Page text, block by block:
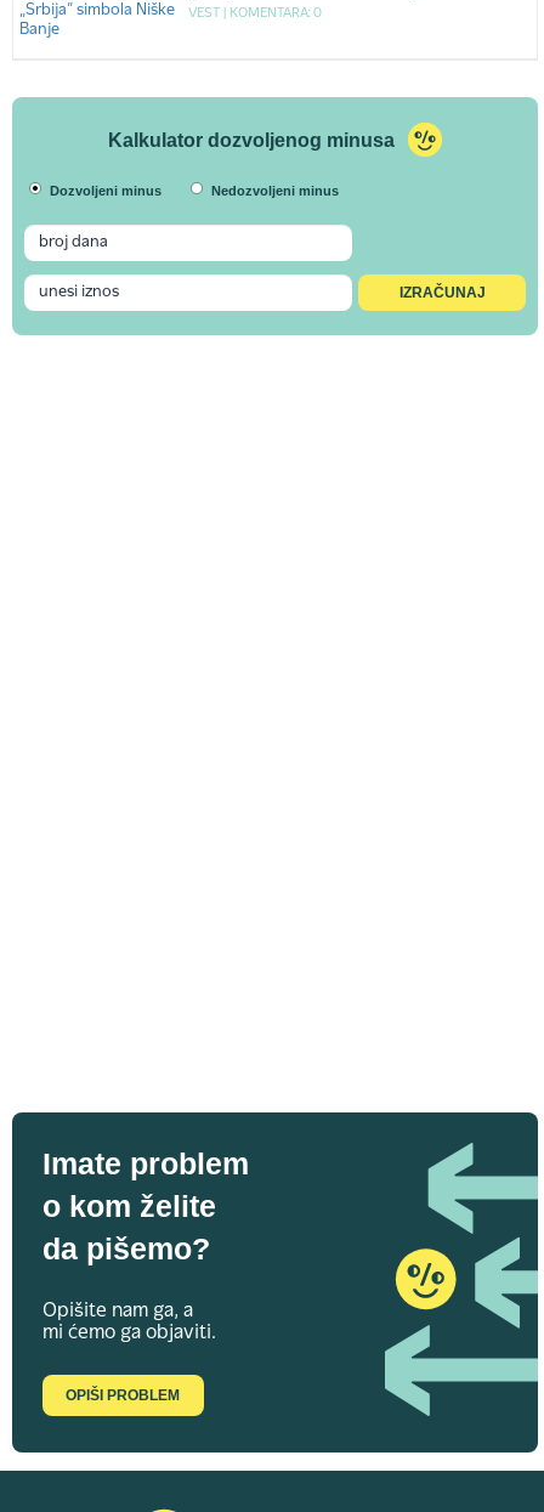
VEST | KOMENTARA: 0
Kalkulator dozvoljenog minusa
Dozvoljeni minus Nedozvoljeni minus
Imate problem
o kom želite
da pišemo?
Opišite nam ga, a
mi ćemo ga objaviti.
OPIŠI PROBLEM